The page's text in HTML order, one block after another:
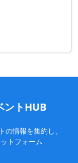
ントHUB
情報を集約し、
トフォーム